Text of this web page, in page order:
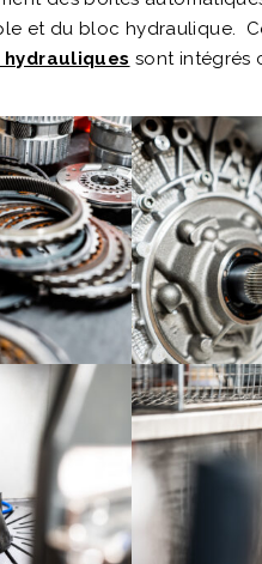
et du bloc hydraulique.
hydrauliques sont intégrés